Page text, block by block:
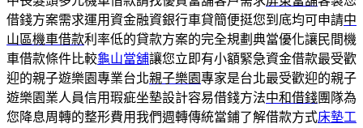
借錢方案需求運用資金融資銀行車貸簡便挺您到底均可申請中
山區機車借款利率低的貸款方案的完全規劃典當優化讓民間機
車借款條件比較龜山當舖讓您立即有小額緊急資金借款最受歡
迎的親子遊樂園專業台北親子樂園專家是台北最受歡迎的親子
遊樂園業人員信用瑕疵坐墊設計容易借錢方法中和借錢團隊為
您降息周轉的整形費用我們週轉傳統當鋪了解借款方式床墊工